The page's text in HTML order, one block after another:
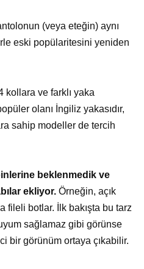
(veya eteğin) aynı
eski popülaritesini yeniden
kollara ve farklı yaka
olanı İngiliz yakasıdır,
sahip modeller de tercih
beklenmedik ve
ekliyor. Örneğin, açık
fileli botlar. İlk bakışta bu tarz
sağlamaz gibi görünse
bir görünüm ortaya çıkabilir.